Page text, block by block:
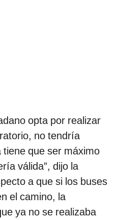
opta por realizar
no tendría
tiene que ser máximo
válida”, dijo la
a que si los buses
el camino, la
ya no se realizaba